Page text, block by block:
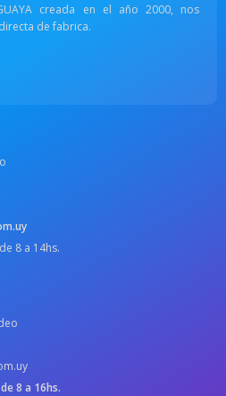
creada en el año 2000, nos
de fabrica.
8 a 14hs.
8 a 16hs.